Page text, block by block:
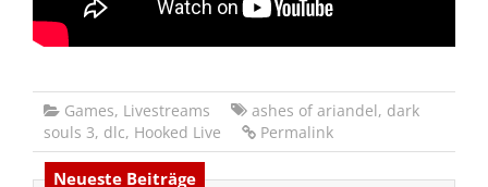
Games, Livestreams ashes of ariandel, dark
souls 3, dlc, Hooked Live Permalink
Neueste Beiträge